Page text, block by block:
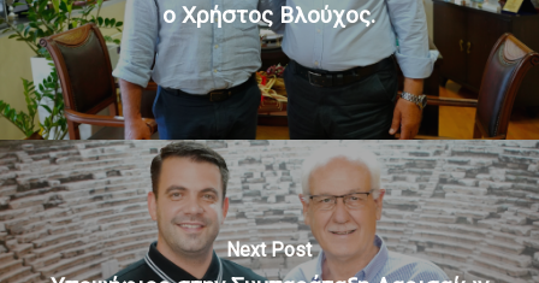
ο Χρήστος Βλούχος.
Next Post